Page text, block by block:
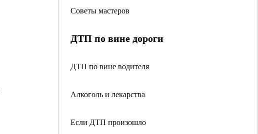
Советы мастеров
ДТП по вине дороги
ДТП по вине водителя
Алкоголь и лекарства
Если ДТП произошло